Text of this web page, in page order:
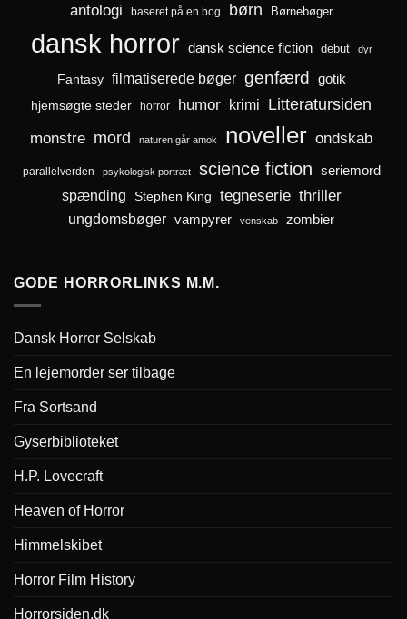
antologi baseret på en bog børn Børnebøger
dansk horror dansk science fiction debut dyr
Fantasy filmatiserede bøger genfærd
gotik
hjemsøgte steder
horror humor krimi Litteratursiden
monstre mord naturen går amok noveller ondskab
parallelverden psykologisk portræt science fiction seriemord
spænding Stephen King tegneserie thriller
ungdomsbøger vampyrer venskab zombier
GODE HORRORLINKS M.M.
Dansk Horror Selskab
En lejemorder ser tilbage
Fra Sortsand
Gyserbiblioteket
H.P. Lovecraft
Heaven of Horror
Himmelskibet
Horror Film History
Horrorsiden.dk